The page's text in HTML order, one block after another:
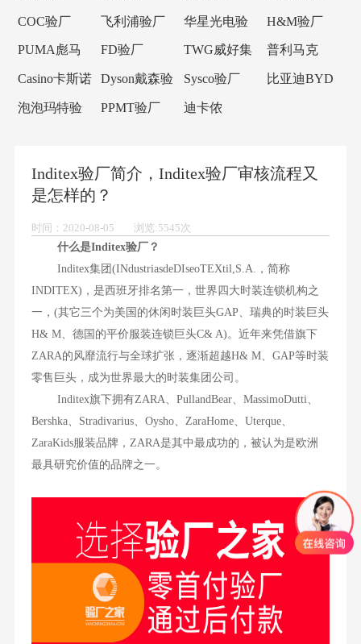
COC验厂 飞利浦验厂
华星光电验
厂
H&M验厂
PUMA彪马
验厂
FD验厂
TWG威好集
团验厂
普利马克
Primark验厂
Casino卡斯诺
验厂
Dyson戴森验
厂
Sysco验厂
比亚迪BYD
泡泡玛特验
PPMT验厂
迪卡侬
Inditex验厂简介，Inditex验厂审核流程又
是怎样的？
时间：2020-08-05 浏览:5545次
什么是Inditex验厂？
Inditex集团(INdustriasdeDIseoTEXtil,S.A.，简称
INDITEX)，是西班牙排名第一，世界四大时装连锁机构之
一，(其它三个为美国的休闲时装巨头GAP、瑞典的时装巨头
H& M、德国的平价服装连锁巨头C& A)。近年来凭借旗下
ZARA的风靡流行与全球扩张，逐渐超越H& M、GAP等时装
零售巨头，成为世界最大的时装集团公司。
Inditex旗下拥有ZARA、PullandBear、MassimoDutti、
Bershka、Stradivarius、Oysho、ZaraHome、Uterque、
ZaraKids服装品牌，ZARA是其中最成功的，被认为是欧洲
最具研究价值的品牌之一。